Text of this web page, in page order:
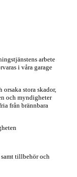
arbete
i våra garage
stora skador,
och myndigheter
från brännbara
tillbehör och